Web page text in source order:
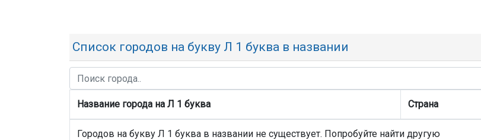
Список городов на букву Л 1 буква в названии
Название города на Л 1 буква Страна
Городов на букву Л 1 буква в названии не существует. Попробуйте найти другую